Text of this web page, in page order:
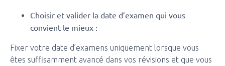
Choisir et valider la date d’examen qui vous
convient le mieux :
Fixer votre date d’examens uniquement lorsque vous
êtes suffisamment avancé dans vos révisions et que vous